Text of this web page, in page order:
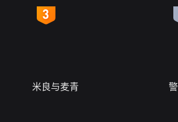
米良与麦青